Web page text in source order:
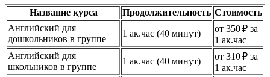
Название курса Продолжительность Стоимость
Английский для
дошкольников в группе
1 ак.час (40 минут)
от 350 ₽ за
1 ак.час
Английский для
школьников в группе
1 ак.час (40 минут)
от 310 ₽ за
1 ак.час